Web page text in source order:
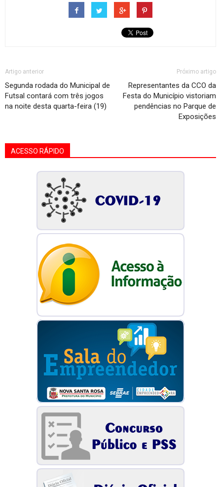
Artigo anterior
Segunda rodada do Municipal de
Futsal contará com três jogos
na noite desta quarta-feira (19)
Próximo artigo
Representantes da CCO da
Festa do Município vistoriam
pendências no Parque de
Exposições
ACESSO RÁPIDO